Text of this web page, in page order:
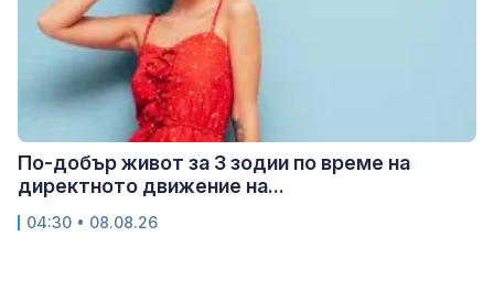
По-добър живот за 3 зодии по време на
директното движение на...
04:30 • 08.08.26